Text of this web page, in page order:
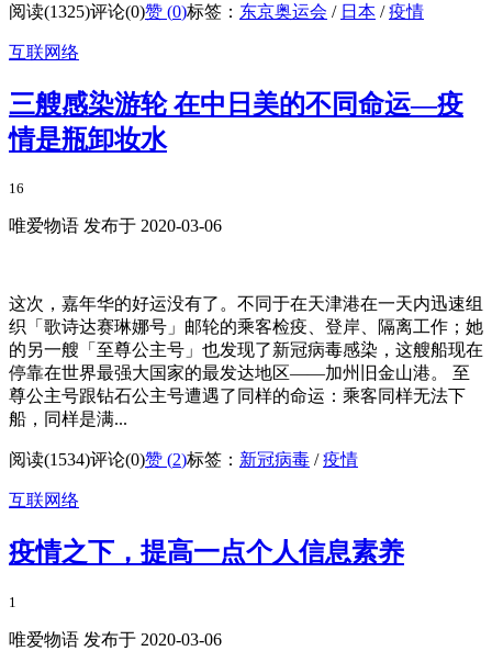
阅读(1325)评论(0)赞 (0)标签： 东京奥运会 / 日本 /疫情
互联网络
三艘感染游轮 在中日美的不同命运—疫
情是瓶卸妆水
16
唯爱物语 发布于 2020-03-06
这次，嘉年华的好运没有了。不同于在天津港在一天内迅速组
织「歌诗达赛琳娜号」邮轮的乘客检疫、登岸、隔离工作；她
的另一艘「至尊公主号」也发现了新冠病毒感染，这艘船现在
停靠在世界最强大国家的最发达地区——加州旧金山港。 至
尊公主号跟钻石公主号遭遇了同样的命运：乘客同样无法下
船，同样是满...
阅读(1534)评论(0)赞 (2)标签： 新冠病毒 /疫情
互联网络
疫情之下，提高一点个人信息素养
1
唯爱物语 发布于 2020-03-06